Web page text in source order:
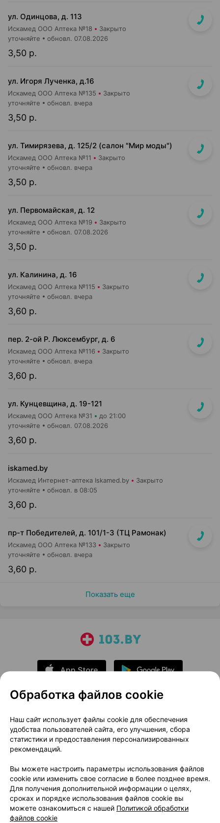
ул. Одинцова, д. 113
Искамед ООО Аптека №18 Закрыто
3,50 р.
уточняйте обновл. 07.08.2026
ул. Игоря Лученка, д.16
Искамед ООО Аптека №135 Закрыто
3,50 р.
уточняйте обновл. вчера
ул. Тимирязева, д. 125/2 (салон "Мир моды")
Искамед ООО Аптека №11 Закрыто
3,50 р.
уточняйте обновл. вчера
ул. Первомайская, д. 12
Искамед ООО Аптека №19 Закрыто
3,50 р.
уточняйте обновл. 07.08.2026
ул. Калинина, д. 16
Искамед ООО Аптека №115 Закрыто
3,60 р.
уточняйте обновл. вчера
пер. 2-ой Р. Люксембург, д. 6
Искамед ООО Аптека №116 Закрыто
3,60 р.
уточняйте обновл. вчера
ул. Кунцевщина, д. 19-121
Искамед ООО Аптека №31 до 21:00
3,60 р.
уточняйте обновл. 07.08.2026
iskamed.by
Искамед Интернет-аптека Iskamed.by Закрыто
3,60 р.
уточняйте обновл. в 08:05
пр-т Победителей, д. 101/1-3 (ТЦ Рамонак)
Искамед ООО Аптека №133 Закрыто
3,60 р.
уточняйте обновл. вчера
Показать еще
О проекте
Новости проекта
Размещение рекламы
Медицинский маркетинг
Публичный договор
Доставка
Способы оплаты
Вакансии
Партнеры
Написать руководителю 103.by
Написать в поддержку
Персональные настройки Cookie
Обработка файлов cookie
Наш сайт использует файлы cookie для обеспечения
удобства пользователей сайта, его улучшения, сбора
статистики и предоставления персонализированных
рекомендаций.
Вы можете настроить параметры использования файлов
cookie или изменить свое согласие в более позднее время.
Для получения дополнительной информации о целях,
сроках и порядке использования файлов cookie вы
можете ознакомиться с нашей Политикой обработки
файлов cookie